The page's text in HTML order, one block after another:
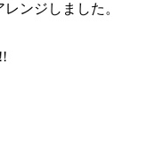
ンジしました。